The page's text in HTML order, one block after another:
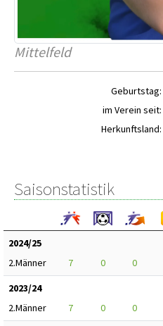
Mittelfeld
Geburtstag:
im Verein seit:
Herkunftsland:
Saisonstatistik
2024/25
2.Männer
7 0 0
2023/24
2.Männer
7 0 0